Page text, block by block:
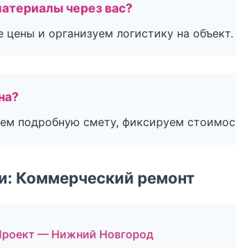
через вас?
и организуем логистику на объект.
подробную смету, фиксируем
Коммерческий ремонт
— Нижний Новгород